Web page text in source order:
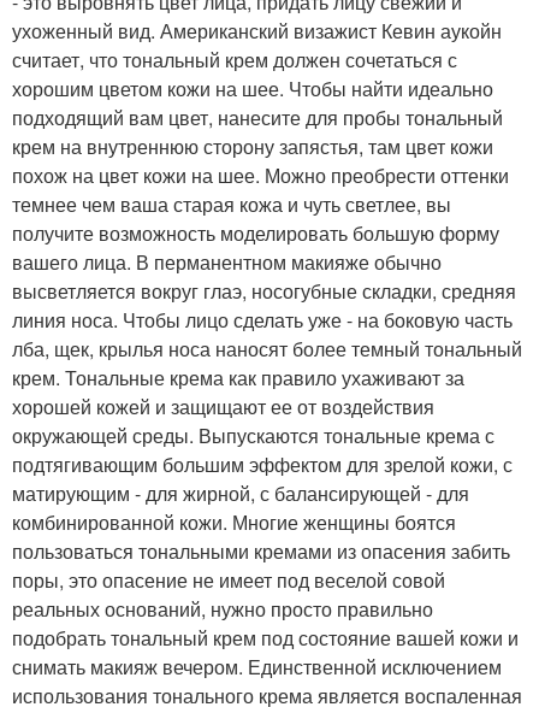
ухоженный вид. Американский визажист Кевин аукойн
считает, что тональный крем должен сочетаться с
хорошим цветом кожи на шее. Чтобы найти идеально
подходящий вам цвет, нанесите для пробы тональный
крем на внутреннюю сторону запястья, там цвет кожи
похож на цвет кожи на шее. Можно преобрести оттенки
темнее чем ваша старая кожа и чуть светлее, вы
получите возможность моделировать большую форму
вашего лица. В перманентном макияже обычно
высветляется вокруг глаэ, носогубные складки, средняя
линия носа. Чтобы лицо сделать уже - на боковую часть
лба, щек, крылья носа наносят более темный тональный
крем. Тональные крема как правило ухаживают за
хорошей кожей и защищают ее от воздействия
окружающей среды. Выпускаются тональные крема с
подтягивающим большим эффектом для зрелой кожи, с
матирующим - для жирной, с балансирующей - для
комбинированной кожи. Многие женщины боятся
пользоваться тональными кремами из опасения забить
поры, это опасение не имеет под веселой совой
реальных оснований, нужно просто правильно
подобрать тональный крем под состояние вашей кожи и
снимать макияж вечером. Единственной исключением
использования тонального крема является воспаленная